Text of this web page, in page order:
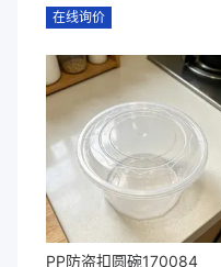
在线询价
PP防盗扣圆碗170084